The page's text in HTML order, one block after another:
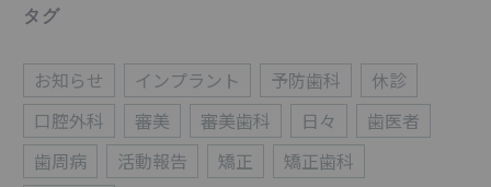
タグ
お知らせ インプラント 予防歯科
休診
口腔外科
審美 審美歯科 日々
歯医者
歯周病
活動報告 矯正
矯正歯科